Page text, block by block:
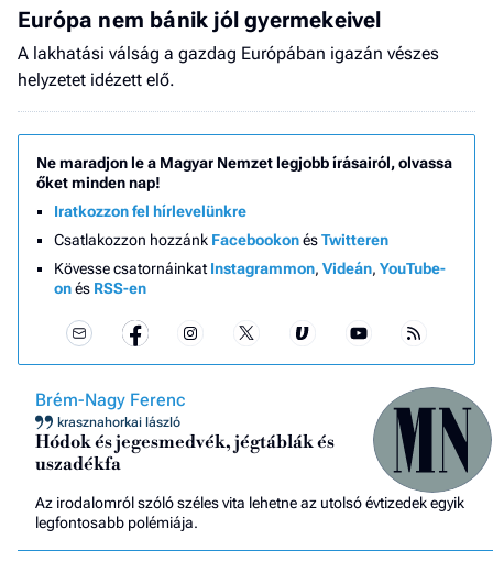
Európa nem bánik jól gyermekeivel
A lakhatási válság a gazdag Európában igazán vészes
helyzetet idézett elő.
Ne maradjon le a Magyar Nemzet legjobb írásairól, olvassa
őket minden nap!
Iratkozzon fel hírlevelünkre
Csatlakozzon hozzánk FacebookonésTwitteren
Kövesse csatornáinkat Instagrammon, Videán, YouTube-
onés RSS-en
Brém-Nagy Ferenc
krasznahorkai lászló
Hódok és jegesmedvék, jégtáblák és
uszadékfa
Az irodalomról szóló széles vita lehetne az utolsó évtizedek egyik
legfontosabb polémiája.